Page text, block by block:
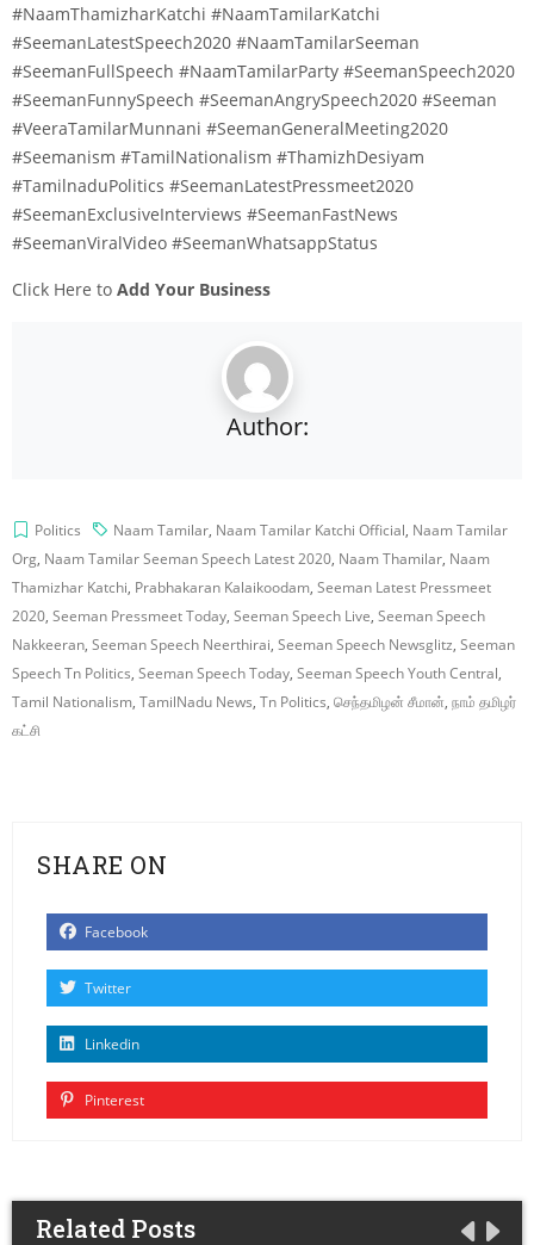
#NaamThamizharKatchi #NaamTamilarKatchi
#SeemanLatestSpeech2020 #NaamTamilarSeeman
#SeemanFullSpeech #NaamTamilarParty #SeemanSpeech2020
#SeemanFunnySpeech #SeemanAngrySpeech2020 #Seeman
#VeeraTamilarMunnani #SeemanGeneralMeeting2020
#Seemanism #TamilNationalism #ThamizhDesiyam
#TamilnaduPolitics #SeemanLatestPressmeet2020
#SeemanExclusiveInterviews #SeemanFastNews
#SeemanViralVideo #SeemanWhatsappStatus
Click Here to Add Your Business
Author:
Politics Naam Tamilar, Naam Tamilar Katchi Official, Naam Tamilar
Org, Naam Tamilar Seeman Speech Latest 2020, Naam Thamilar, Naam
Thamizhar Katchi, Prabhakaran Kalaikoodam, Seeman Latest Pressmeet
2020, Seeman Pressmeet Today, Seeman Speech Live, Seeman Speech
Nakkeeran, Seeman Speech Neerthirai, Seeman Speech Newsglitz, Seeman
Speech Tn Politics, Seeman Speech Today, Seeman Speech Youth Central,
Tamil Nationalism, TamilNadu News, Tn Politics, செந்தமிழன் சீமான், நாம் தமிழர்
கட்சி
SHARE ON
Facebook
Twitter
Linkedin
Pinterest
Related Posts